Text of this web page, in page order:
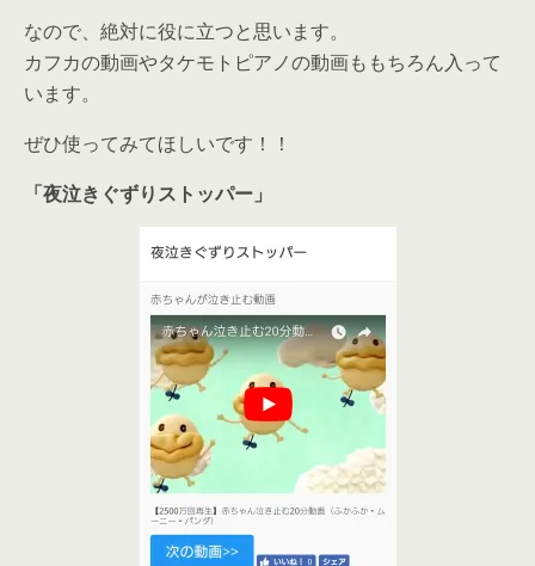
なので、絶対に役に立つと思います。
カフカの動画やタケモトピアノの動画ももちろん入って
います。
ぜひ使ってみてほしいです！！
「夜泣きぐずりストッパー」